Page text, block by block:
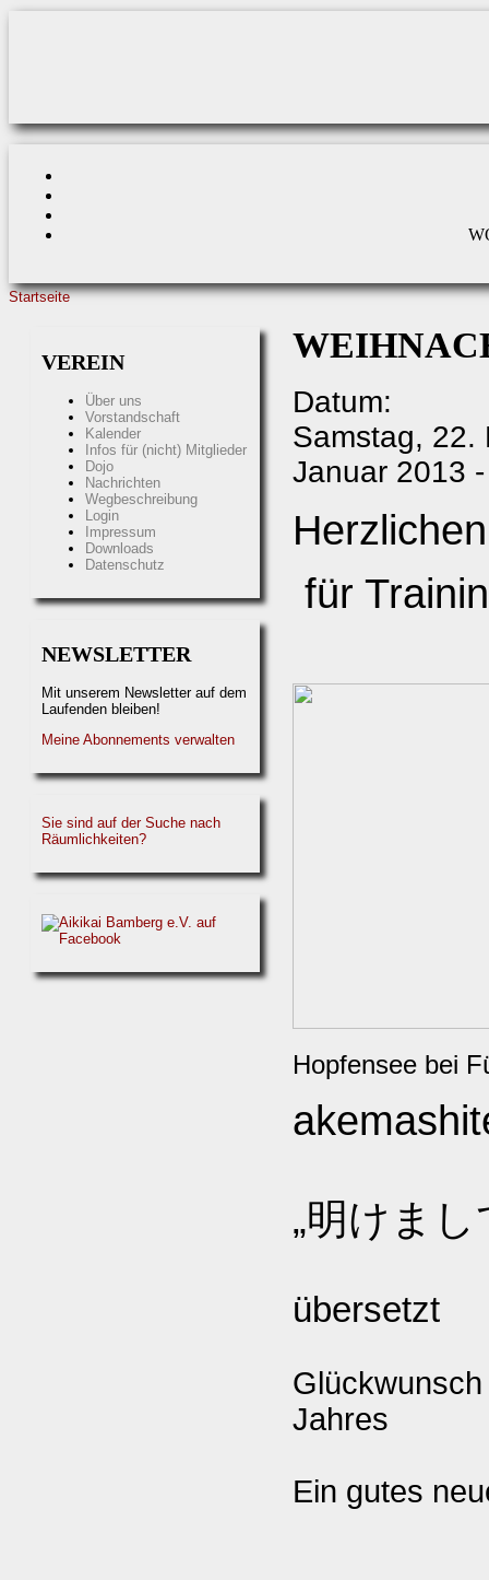
Startseite
Datum:
Samstag, 22.
Januar 2013
für
Hopfensee bei
„明けま
übersetzt
Jahres
Ein gutes
VEREIN
Über uns
Vorstandschaft
Kalender
Infos für (nicht) Mitglieder
Dojo
Nachrichten
Wegbeschreibung
Login
Impressum
Downloads
Datenschutz
NEWSLETTER
Mit unserem Newsletter auf dem
Laufenden bleiben!
Meine Abonnements verwalten
Sie sind auf der Suche nach
Räumlichkeiten?